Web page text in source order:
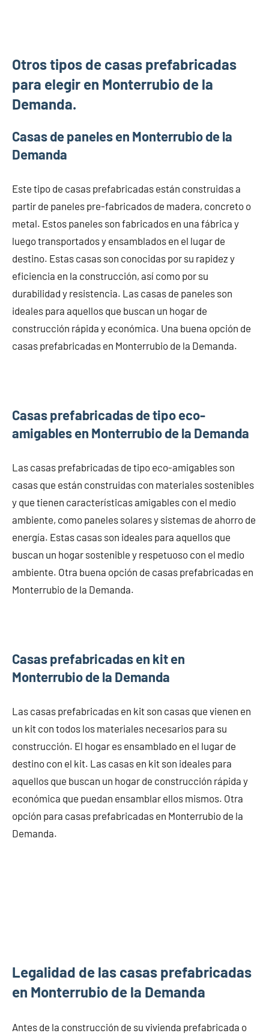
Otros tipos de casas prefabricadas
para elegir en Monterrubio de la
Demanda.
Casas de paneles en Monterrubio de la
Demanda
Este tipo de casas prefabricadas están construidas a
partir de paneles pre-fabricados de madera, concreto o
metal. Estos paneles son fabricados en una fábrica y
luego transportados y ensamblados en el lugar de
destino. Estas casas son conocidas por su rapidez y
eficiencia en la construcción, así como por su
durabilidad y resistencia. Las casas de paneles son
ideales para aquellos que buscan un hogar de
construcción rápida y económica. Una buena opción de
casas prefabricadas en Monterrubio de la Demanda.
Casas prefabricadas de tipo eco-
amigables en Monterrubio de la Demanda
Las casas prefabricadas de tipo eco-amigables son
casas que están construidas con materiales sostenibles
y que tienen características amigables con el medio
ambiente, como paneles solares y sistemas de ahorro de
energía. Estas casas son ideales para aquellos que
buscan un hogar sostenible y respetuoso con el medio
ambiente. Otra buena opción de casas prefabricadas en
Monterrubio de la Demanda.
Casas prefabricadas en kit en
Monterrubio de la Demanda
Las casas prefabricadas en kit son casas que vienen en
un kit con todos los materiales necesarios para su
construcción. El hogar es ensamblado en el lugar de
destino con el kit. Las casas en kit son ideales para
aquellos que buscan un hogar de construcción rápida y
económica que puedan ensamblar ellos mismos. Otra
opción para casas prefabricadas en Monterrubio de la
Demanda.
Legalidad de las casas prefabricadas
en Monterrubio de la Demanda
Antes de la construcción de su vivienda prefabricada o